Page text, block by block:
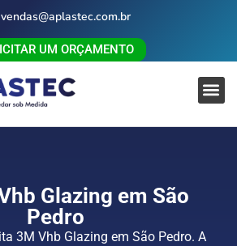
vendas@aplastec.com.br
UM ORÇAMENTO
Glazing em São
Pedro
3M Vhb Glazing em São Pedro. A